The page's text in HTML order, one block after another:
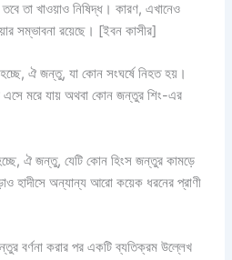
তবে তা খাওয়াও নিষিদ্ধ। কারণ, এখানেও
সম্ভাবনা রয়েছে। [ইবন কাসীর]
ঐ জন্তু, যা কোন সংঘর্ষে নিহত হয়।
এসে মরে যায় অথবা কোন জন্তুর শিং-এর
ঐ জন্তু, যেটি কোন হিংস জন্তুর কামড়ে
হাদীসে অন্যান্য আরো কয়েক ধরনের প্রাণী
বর্ণনা করার পর একটি ব্যতিক্রম উল্লেখ